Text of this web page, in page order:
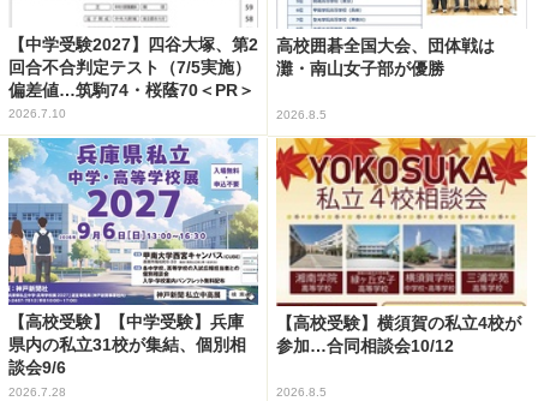
【中学受験2027】四谷大塚、第2
回合不合判定テスト（7/5実施）
偏差値…筑駒74・桜蔭70＜PR＞
2026.7.10
高校囲碁全国大会、団体戦は
灘・南山女子部が優勝
2026.8.5
【高校受験】【中学受験】兵庫
県内の私立31校が集結、個別相
談会9/6
2026.7.28
【高校受験】横須賀の私立4校が
参加…合同相談会10/12
2026.8.5